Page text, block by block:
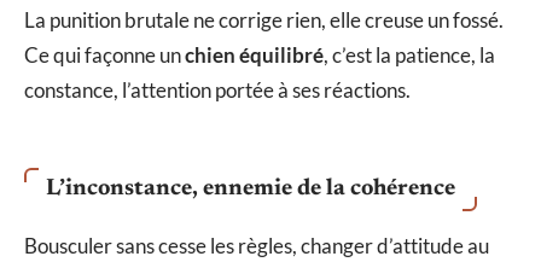
La punition brutale ne corrige rien, elle creuse un fossé.
Ce qui façonne unchien équilibré, c’est la patience, la
constance, l’attention portée à ses réactions.
L’inconstance, ennemie de la cohérence
Bousculer sans cesse les règles, changer d’attitude au